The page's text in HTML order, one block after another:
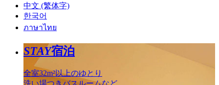
中文 (繁体字)
한국어
ภาษาไทย
STAY宿泊
全室32m²以上のゆとり
洗い場つきバスルームなど